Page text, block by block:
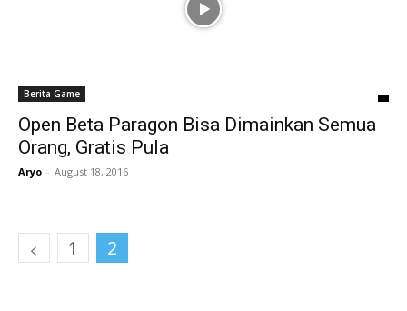
Berita Game
Open Beta Paragon Bisa Dimainkan Semua
Orang, Gratis Pula
Aryo - August 18, 2016
1 2